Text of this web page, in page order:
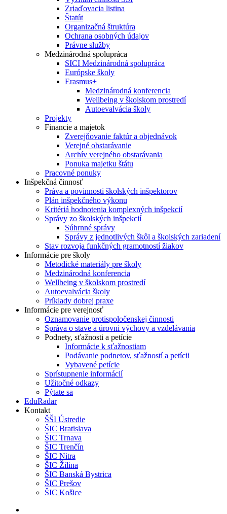
Zriaďovacia listina
Štatút
Organizačná štruktúra
Ochrana osobných údajov
Právne služby
Medzinárodná spolupráca
SICI Medzinárodná spolupráca
Európske školy
Erasmus+
Medzinárodná konferencia
Wellbeing v školskom prostredí
Autoevalvácia školy
Projekty
Financie a majetok
Zverejňovanie faktúr a objednávok
Verejné obstarávanie
Archív verejného obstarávania
Ponuka majetku štátu
Pracovné ponuky
Inšpekčná činnosť
Práva a povinnosti školských inšpektorov
Plán inšpekčného výkonu
Kritériá hodnotenia komplexných inšpekcií
Správy zo školských inšpekcií
Súhrnné správy
Správy z jednotlivých škôl a školských zariadení
Stav rozvoja funkčných gramotností žiakov
Informácie pre školy
Metodické materiály pre školy
Medzinárodná konferencia
Wellbeing v školskom prostredí
Autoevalvácia školy
Príklady dobrej praxe
Informácie pre verejnosť
Oznamovanie protispoločenskej činnosti
Správa o stave a úrovni výchovy a vzdelávania
Podnety, sťažnosti a petície
Informácie k sťažnostiam
Podávanie podnetov, sťažností a petícii
Vybavené petície
Sprístupnenie informácií
Užitočné odkazy
Pýtate sa
EduRadar
Kontakt
ŠŠI Ústredie
ŠIC Bratislava
ŠIC Trnava
ŠIC Trenčín
ŠIC Nitra
ŠIC Žilina
ŠIC Banská Bystrica
ŠIC Prešov
ŠIC Košice